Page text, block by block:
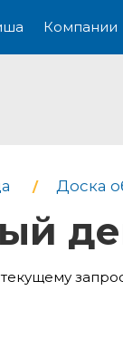
Компании
Доска